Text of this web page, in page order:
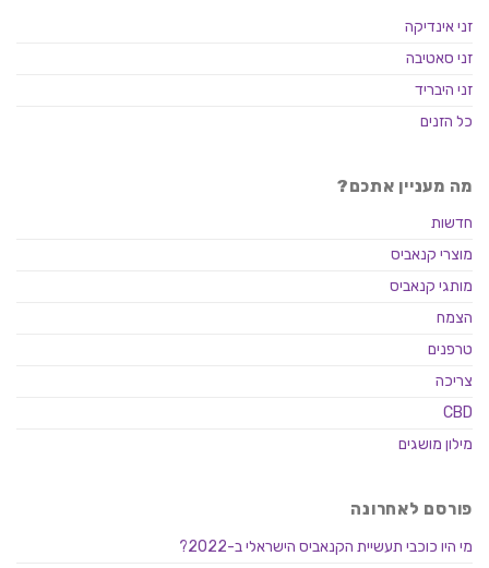
זני אינדיקה
זני סאטיבה
זני היבריד
כל הזנים
מה מעניין אתכם?
חדשות
מוצרי קנאביס
מותגי קנאביס
הצמח
טרפנים
צריכה
CBD
מילון מושגים
פורסם לאחרונה
מי היו כוכבי תעשיית הקנאביס הישראלי ב-2022?